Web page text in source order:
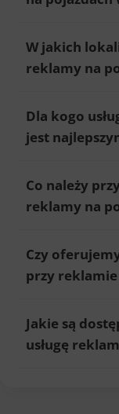
W jakich
reklamy na
Dla kogo
jest
Co należy
reklamy na
Czy
przy reklamie
Jakie są
usługę